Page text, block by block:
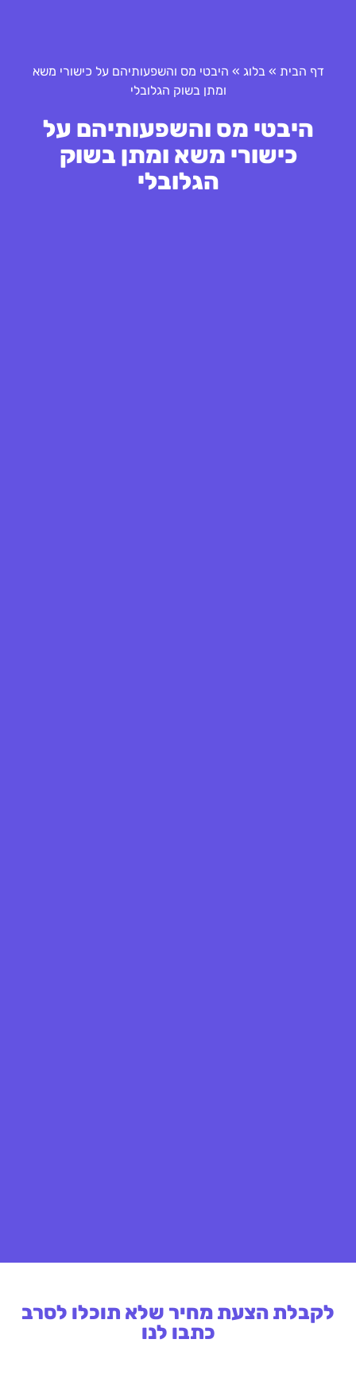
דף הבית »בלוג » היבטי מס והשפעותיהם על כישורי משא
ומתן בשוק הגלובלי
היבטי מס והשפעותיהם על
כישורי משא ומתן בשוק
הגלובלי
לקבלת הצעת מחיר שלא תוכלו לסרב
כתבו לנו